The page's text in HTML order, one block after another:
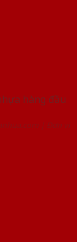
hàng đầu
| Đơn vị